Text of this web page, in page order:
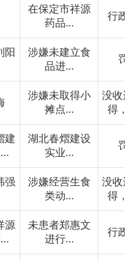
在保定市祥源
药品...
行
阳
涉嫌未建立食
品进...
涉嫌未取得小
摊点...
没收
得
建
湖北春熠建设
实业...
强
涉嫌经营生食
类动...
没收
得
源
未患者郑惠文
进行...
行